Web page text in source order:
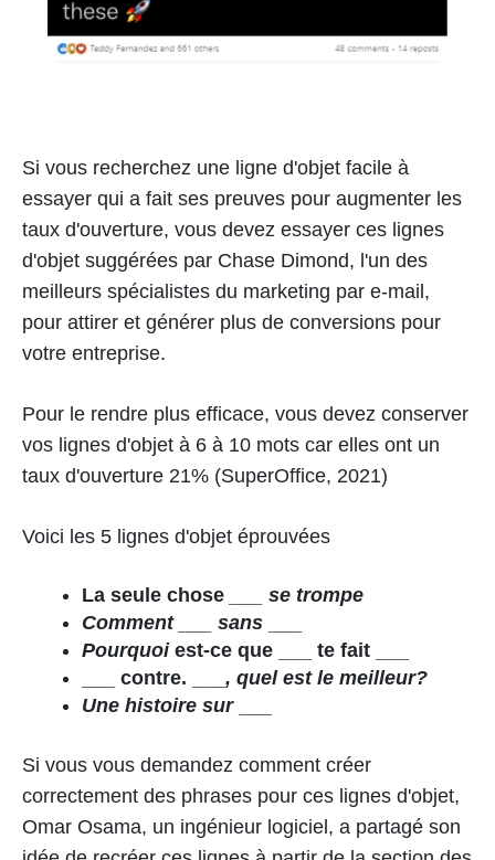
Si vous recherchez une ligne d'objet facile à
essayer qui a fait ses preuves pour augmenter les
taux d'ouverture, vous devez essayer ces lignes
d'objet suggérées par Chase Dimond, l'un des
meilleurs spécialistes du marketing par e-mail,
pour attirer et générer plus de conversions pour
votre entreprise.
Pour le rendre plus efficace, vous devez conserver
vos lignes d'objet à 6 à 10 mots car elles ont un
taux d'ouverture 21% (SuperOffice, 2021)
Voici les 5 lignes d'objet éprouvées
La seule chose
___ se trompe
Comment ___ sans
Pourquoiest-ce que ___ te fait ___
___ contre. ___ , quel est le meilleur?
Une histoire sur___
Si vous vous demandez comment créer
correctement des phrases pour ces lignes d'objet,
Omar Osama, un ingénieur logiciel, a partagé son